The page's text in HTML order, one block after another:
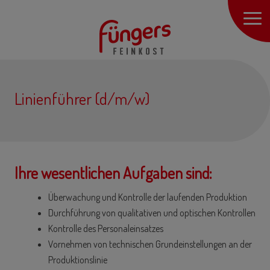
Linienführer (d/m/w)
Ihre wesentlichen Aufgaben sind:
Überwachung und Kontrolle der laufenden Produktion
Durchführung von qualitativen und optischen Kontrollen
Kontrolle des Personaleinsatzes
Vornehmen von technischen Grundeinstellungen an der
Produktionslinie